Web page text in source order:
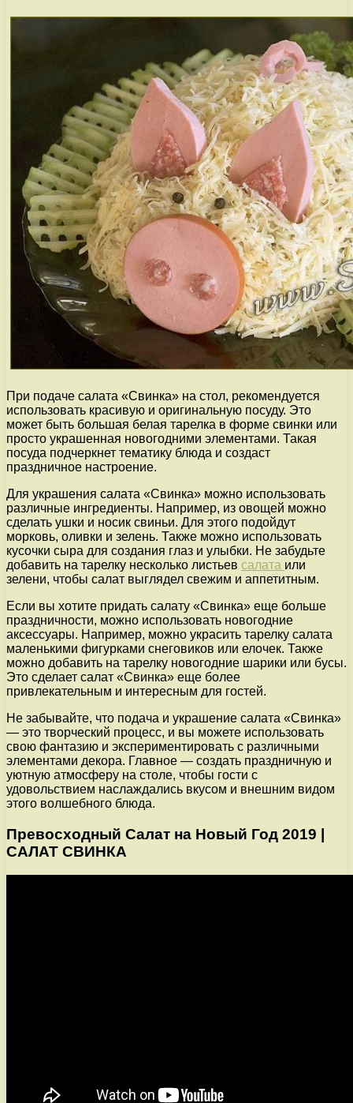
При подаче салата «Свинка» на стол, рекомендуется
использовать красивую и оригинальную посуду. Это
может быть большая белая тарелка в форме свинки или
просто украшенная новогодними элементами. Такая
посуда подчеркнет тематику блюда и создаст
праздничное настроение.
Для украшения салата «Свинка» можно использовать
различные ингредиенты. Например, из овощей можно
сделать ушки и носик свиньи. Для этого подойдут
морковь, оливки и зелень. Также можно использовать
кусочки сыра для создания глаз и улыбки. Не забудьте
добавить на тарелку несколько листьев салата или
зелени, чтобы салат выглядел свежим и аппетитным.
Если вы хотите придать салату «Свинка» еще больше
праздничности, можно использовать новогодние
аксессуары. Например, можно украсить тарелку салата
маленькими фигурками снеговиков или елочек. Также
можно добавить на тарелку новогодние шарики или бусы.
Это сделает салат «Свинка» еще более
привлекательным и интересным для гостей.
Не забывайте, что подача и украшение салата «Свинка»
— это творческий процесс, и вы можете использовать
свою фантазию и экспериментировать с различными
элементами декора. Главное — создать праздничную и
уютную атмосферу на столе, чтобы гости с
удовольствием наслаждались вкусом и внешним видом
этого волшебного блюда.
Превосходный Салат на Новый Год 2019 |
САЛАТ СВИНКА